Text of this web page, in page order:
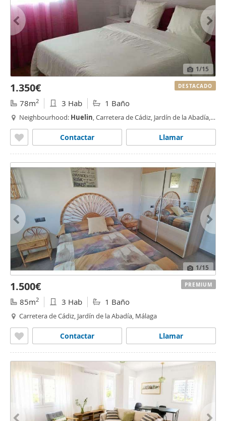
1/15
1.350€
78m2 3 Hab 1 Baño
Neighbourhood: Huelin, Carretera de Cádiz, Jardín de la Abadía,
Llamar
Contactar
DESTACADO
1/15
1.500€
85m2 3 Hab 1 Baño
Carretera de Cádiz, Jardín de la Abadía, Málaga
Llamar
Contactar
PREMIUM